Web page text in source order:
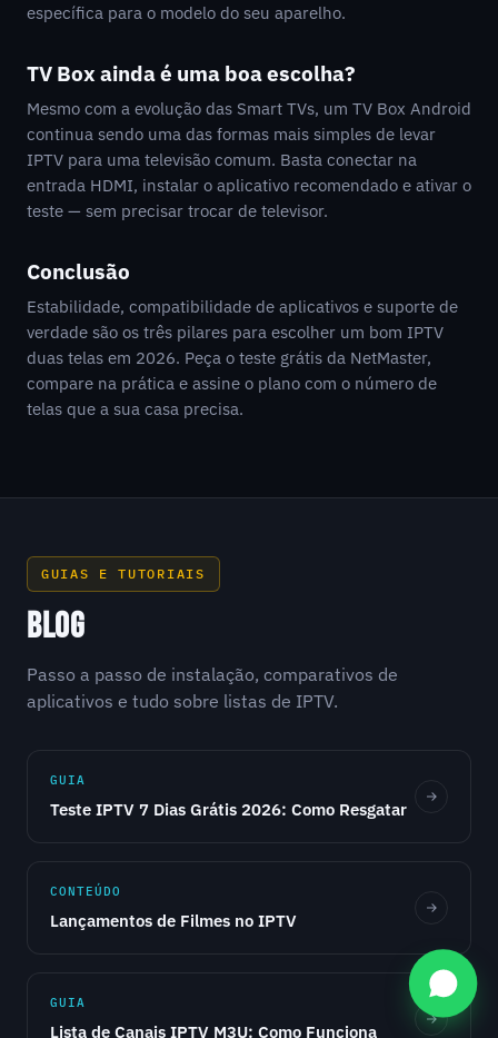
específica para o modelo do seu aparelho.
TV Box ainda é uma boa escolha?
Mesmo com a evolução das Smart TVs, um TV Box Android
continua sendo uma das formas mais simples de levar
IPTV para uma televisão comum. Basta conectar na
entrada HDMI, instalar o aplicativo recomendado e ativar o
teste — sem precisar trocar de televisor.
Conclusão
Estabilidade, compatibilidade de aplicativos e suporte de
verdade são os três pilares para escolher um bom IPTV
duas telas em 2026. Peça o teste grátis da NetMaster,
compare na prática e assine o plano com o número de
telas que a sua casa precisa.
GUIAS E TUTORIAIS
BLOG
Passo a passo de instalação, comparativos de
aplicativos e tudo sobre listas de IPTV.
GUIA
Teste IPTV 7 Dias Grátis 2026: Como Resgatar
CONTEÚDO
Lançamentos de Filmes no IPTV
GUIA
Lista de Canais IPTV M3U: Como Funciona